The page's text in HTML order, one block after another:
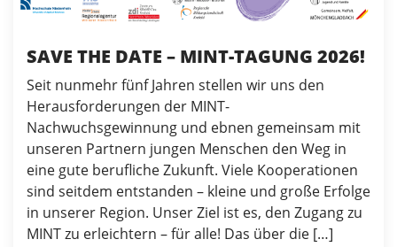
SAVE THE DATE – MINT-TAGUNG 2026!
Seit nunmehr fünf Jahren stellen wir uns den
Herausforderungen der MINT-
Nachwuchsgewinnung und ebnen gemeinsam mit
unseren Partnern jungen Menschen den Weg in
eine gute berufliche Zukunft. Viele Kooperationen
sind seitdem entstanden – kleine und große Erfolge
in unserer Region. Unser Ziel ist es, den Zugang zu
MINT zu erleichtern – für alle! Das über die […]